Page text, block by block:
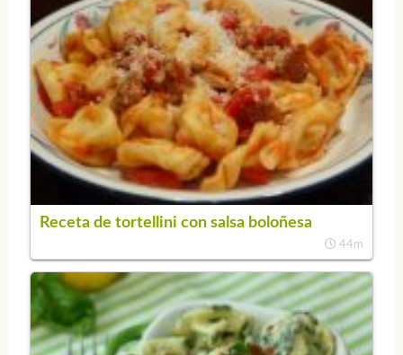
Receta de tortellini con salsa boloñesa
44m